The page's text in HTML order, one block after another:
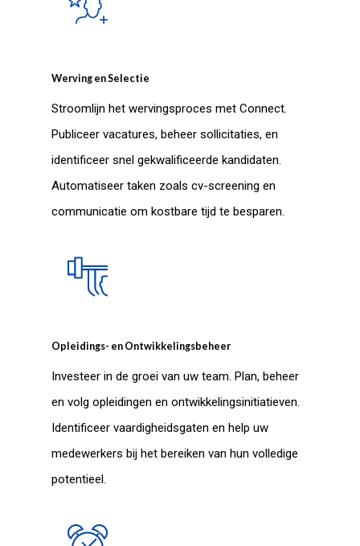
Werving en Selectie
Stroomlijn het wervingsproces met Connect.
Publiceer vacatures, beheer sollicitaties, en
identificeer snel gekwalificeerde kandidaten.
Automatiseer taken zoals cv-screening en
communicatie om kostbare tijd te besparen.
Opleidings- en Ontwikkelingsbeheer
Investeer in de groei van uw team. Plan, beheer
en volg opleidingen en ontwikkelingsinitiatieven.
Identificeer vaardigheidsgaten en help uw
medewerkers bij het bereiken van hun volledige
potentieel.